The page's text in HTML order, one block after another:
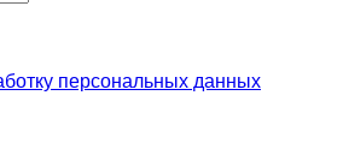
персональных данных